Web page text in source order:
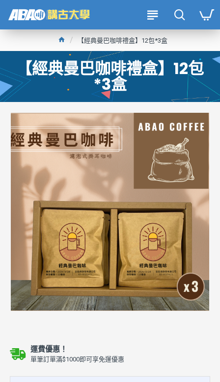
【經典曼巴咖啡禮盒】12包*3盒
【經典曼巴咖啡禮盒】12包
*3盒
運費優惠！
單筆訂單滿$1000即可享免運優惠